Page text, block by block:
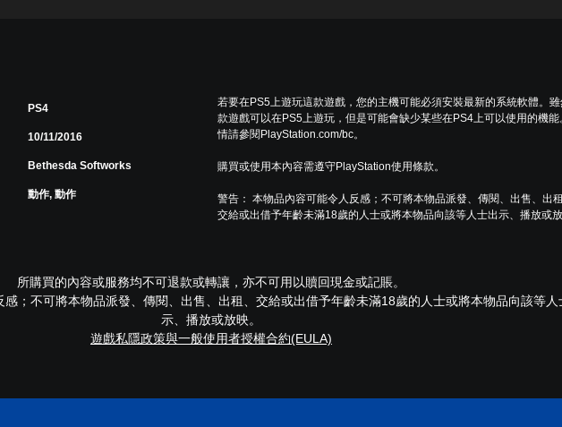
PS4
10/11/2016
Bethesda Softworks
動作, 動作
若要在PS5上遊玩這款遊戲，您的主機可能必須安裝最新的系統軟體。雖
款遊戲可以在PS5上遊玩，但是可能會缺少某些在PS4上可以使用的機能
情請參閱PlayStation.com/bc。
購買或使用本內容需遵守PlayStation使用條款。
警告： 本物品內容可能令人反感；不可將本物品派發、傳閱、出售、出租
交給或出借予年齡未滿18歲的人士或將本物品向該等人士出示、播放或放
所購買的內容或服務均不可退款或轉讓，亦不可用以贖回現金或記賬。
；不可將本物品派發、傳閱、出售、出租、交給或出借予年齡未滿18歲的人士或將本物品向該等人
示、播放或放映。
遊戲私隱政策與一般使用者授權合約(EULA)